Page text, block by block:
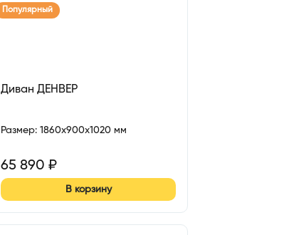
Популярный
Диван ДЕНВЕР
Размер: 1860x900x1020 мм
65 890 ₽
В корзину